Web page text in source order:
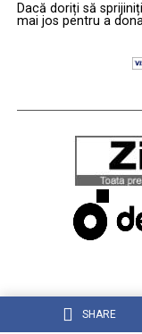
SHARE
Dacă doriți să
mai jos pentru a